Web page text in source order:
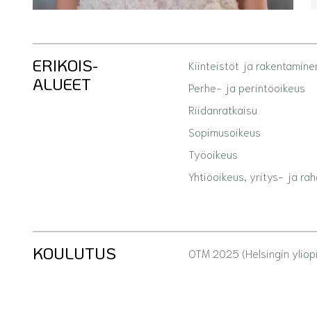
ERIKOIS­
ALUEET
Kiinteistöt ja
Perhe- ja perintöoikeus
Riidanratkaisu
Sopimusoikeus
Työoikeus
Yhtiöoikeus, yritys- ja
KOULUTUS OTM 2025 (Helsingin